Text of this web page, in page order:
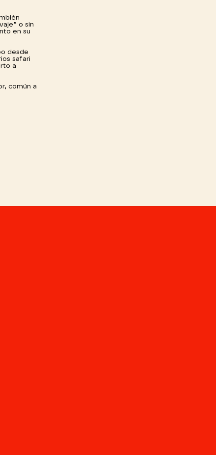
o sin
en su
desde
safari
a
común a